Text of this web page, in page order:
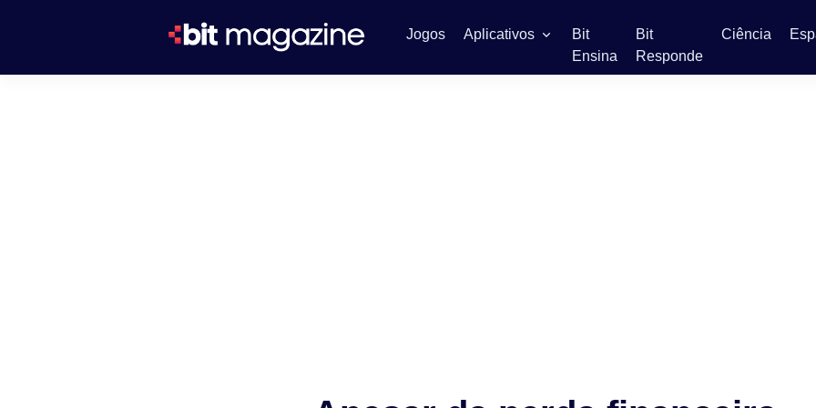
Jogos Aplicativos
Bit
Ensina
Bit
Responde
Ciência